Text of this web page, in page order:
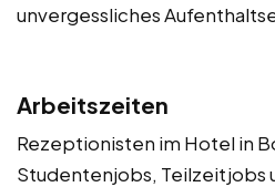
unvergessliches
Arbeitszeiten
Rezeptionisten im Hotel in
Studentenjobs, Teilzeitjobs